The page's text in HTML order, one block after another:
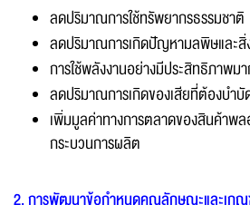
ลดปริมาณการใช้ทรัพยากรธรรมชาติ
ลดปริมาณการเกิดปัญหามลพิษและสิ่
การใช้พลังงานอย่างมีประสิทธิภาพม
ลดปริมาณการเกิดของเสียที่ต้องบำ
เพิ่มมูลค่าทางการตลาดของสินค้าพล
กระบวนการผลิต